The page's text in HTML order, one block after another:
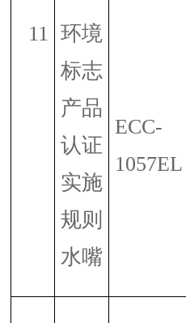
11
环境
标志
产品
认证
实施
规则
水嘴
ECC-
1057EL